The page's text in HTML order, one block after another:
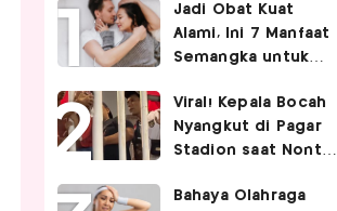
Jadi Obat Kuat
Alami, Ini 7 Manfaat
Semangka untuk
Viral! Kepala Bocah
Nyangkut di Pagar
Stadion saat Nonton
Endingnya Kocak
Bahaya Olahraga